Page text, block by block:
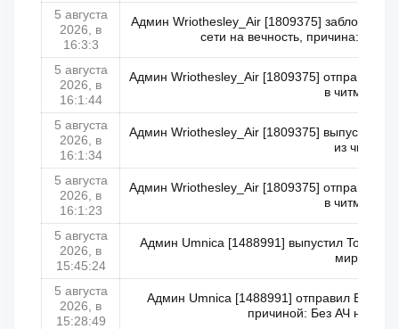
5 августа
2026, в
16:3:3
Админ Wriothesley_Air [1809375]
сети на вечность, причина:
5 августа
2026, в
16:1:44
Админ Wriothesley_Air [1809375] отправил
в читмир
5 августа
2026, в
16:1:34
Админ Wriothesley_Air [1809375] выпустил
из чм
5 августа
2026, в
16:1:23
Админ Wriothesley_Air [1809375] отправил
в читмир
5 августа
2026, в
15:45:24
Админ Umnica [1488991] выпустил
мира
5 августа
2026, в
15:28:49
Админ Umnica [1488991] отправил
причиной: Без АЧ на